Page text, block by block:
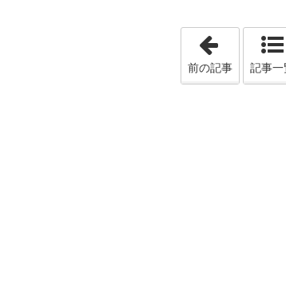
「マイ
前の記事 記事一